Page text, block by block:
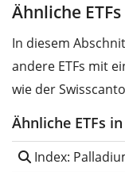
Ähnliche ETFs
In diesem
andere ETFs mit
wie der
Ähnliche ETFs
Index: